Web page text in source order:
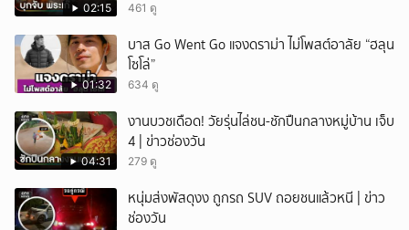
02:15 461 ดู
01:32
บาส Go Went Go แจงดราม่า ไม่โพสต์อาลัย “ฮลุน
โซโล่”
634 ดู
04:31
งานบวชเดือด! วัยรุ่นไล่ชน-ชักปืนกลางหมู่บ้าน เจ็บ
4 | ข่าวช่องวัน
279 ดู
หนุ่มส่งพัสดุงง ถูกรถ SUV ถอยชนแล้วหนี | ข่าว
ช่องวัน